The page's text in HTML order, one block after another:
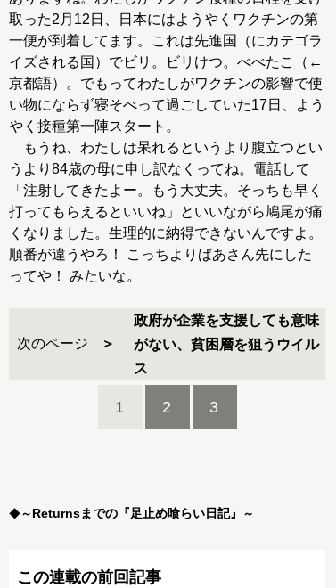
取った2月12日、日本にはようやくワクチンの第
一便が到着してます。これは先進国（にカテゴラ
イズされる国）でビリ。ビリけつ。べべたこ（←
京都語）。でもってわたしがワクチンの影響で使
い物にならず寝そべって過ごしていた17日、よう
やく接種第一陣スタート。
もうね、わたしは呆れるというより腹立つとい
うより84歳の母に申し訳なくってね。電話して
「注射してきたよー。もう大丈夫。そっちも早く
打ってもらえるといいね」といいながら鳩尾が痛
くなりました。生理的に納得できないんですよ。
順番が違うやろ！ こっちよりばあさん先にした
ってや！ みたいな。
次のページ
政府が企業を支援しても意味
がない、貧困層を狙うウイル
ス
1 2 3
◆～ Returnsまでの『足止め喰らい日記』 ～
この連載の前回記事